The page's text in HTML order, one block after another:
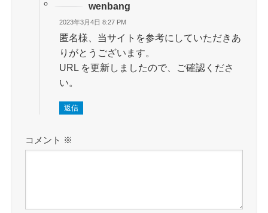
wenbang
2023年3月4日 8:27 PM
匿名様、当サイトを参考にしていただきあ
りがとうございます。
URL を更新しましたので、ご確認くださ
い。
返信
コメント ※